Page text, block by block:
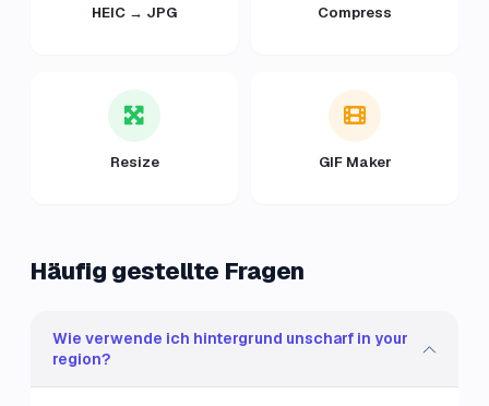
HEIC → JPG Compress
Resize GIF Maker
Häufig gestellte Fragen
Wie verwende ich hintergrund unscharf in your
region?